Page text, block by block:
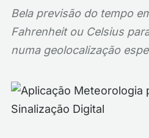
Bela previsão do tempo
Fahrenheit ou Celsius
numa geolocalização